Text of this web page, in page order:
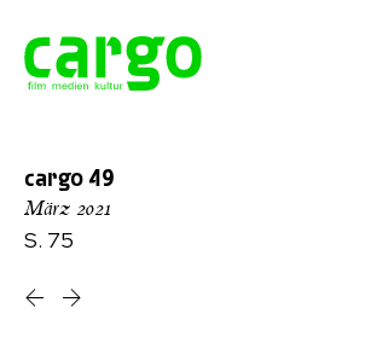
cargo49
März 2021
S. 75